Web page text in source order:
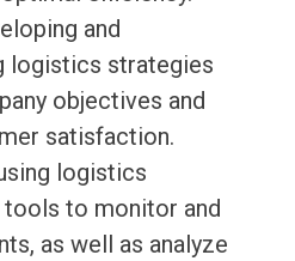
and
logistics strategies
objectives and
satisfaction.
logistics
to monitor and
as well as analyze